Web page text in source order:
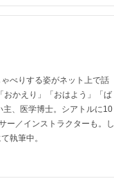
べりする姿がネット上で話
かえり」「おはよう」「ば
、医学博士。シアトルに10
ー／インストラクターも。し
執筆中。